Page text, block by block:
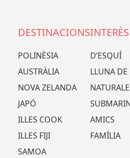
DESTINACIONS
POLINÈSIA
AUSTRÀLIA
NOVA ZELANDA
JAPÓ
ILLES COOK
ILLES FIJI
SAMOA
INTERÈS
D’ESQUÍ
LLUNA DE
AMICS
FAMÍLIA